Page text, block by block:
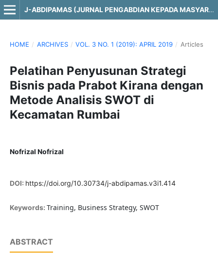
J-ABDIPAMAS (JURNAL PENGABDIAN KEPADA MASYARAKAT)
HOME / ARCHIVES / VOL. 3 NO. 1 (2019): APRIL 2019 / Articles
Pelatihan Penyusunan Strategi
Bisnis pada Prabot Kirana dengan
Metode Analisis SWOT di
Kecamatan Rumbai
Nofrizal Nofrizal
DOI: https://doi.org/10.30734/j-abdipamas.v3i1.414
Keywords: Training, Business Strategy, SWOT
ABSTRACT